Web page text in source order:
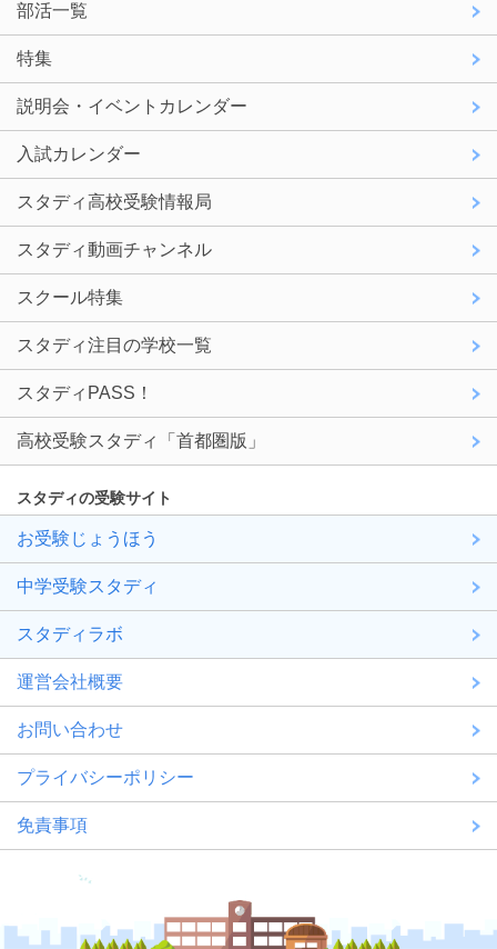
部活一覧
特集
説明会・イベントカレンダー
入試カレンダー
スタディ高校受験情報局
スタディ動画チャンネル
スクール特集
スタディ注目の学校一覧
スタディPASS！
高校受験スタディ「首都圏版」
スタディの受験サイト
お受験じょうほう
中学受験スタディ
スタディラボ
運営会社概要
お問い合わせ
プライバシーポリシー
免責事項